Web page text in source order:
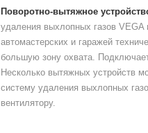
Поворотно-вытяжное
удаления выхлопных газов
автомастерских и гаражей
большую зону охвата.
Несколько вытяжных устройств
систему удаления выхлопных
вентилятору.